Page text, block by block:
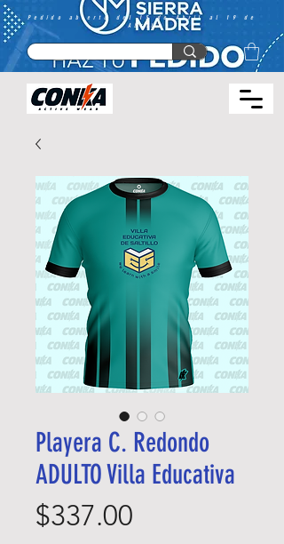
Pedido abierto del 15 de Abril al 19 de
Abril
Playera C. Redondo
ADULTO Villa Educativa
$337.00